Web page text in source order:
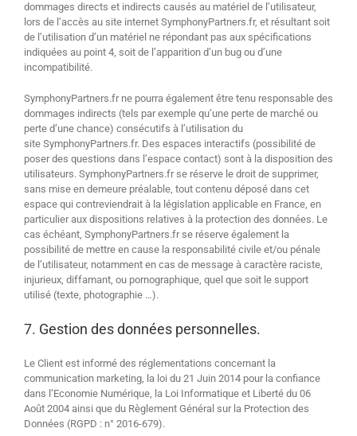
dommages directs et indirects causés au matériel de l’utilisateur,
lors de l’accès au site internet SymphonyPartners.fr, et résultant soit
de l’utilisation d’un matériel ne répondant pas aux spécifications
indiquées au point 4, soit de l’apparition d’un bug ou d’une
incompatibilité.
SymphonyPartners.fr ne pourra également être tenu responsable des
dommages indirects (tels par exemple qu’une perte de marché ou
perte d’une chance) consécutifs à l’utilisation du
site SymphonyPartners.fr. Des espaces interactifs (possibilité de
poser des questions dans l’espace contact) sont à la disposition des
utilisateurs. SymphonyPartners.fr se réserve le droit de supprimer,
sans mise en demeure préalable, tout contenu déposé dans cet
espace qui contreviendrait à la législation applicable en France, en
particulier aux dispositions relatives à la protection des données. Le
cas échéant, SymphonyPartners.fr se réserve également la
possibilité de mettre en cause la responsabilité civile et/ou pénale
de l’utilisateur, notamment en cas de message à caractère raciste,
injurieux, diffamant, ou pornographique, quel que soit le support
utilisé (texte, photographie …).
7. Gestion des données personnelles.
Le Client est informé des réglementations concernant la
communication marketing, la loi du 21 Juin 2014 pour la confiance
dans l’Economie Numérique, la Loi Informatique et Liberté du 06
Août 2004 ainsi que du Règlement Général sur la Protection des
Données (RGPD : n° 2016-679).